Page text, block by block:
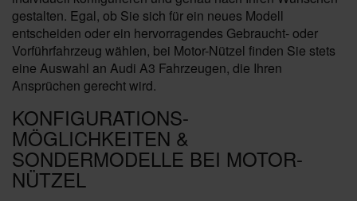
gestalten. Egal, ob Sie sich für ein neues Modell
entscheiden oder ein hervorragendes Gebraucht- oder
Vorführfahrzeug wählen, bei Motor-Nützel finden Sie stets
eine Auswahl an Audi A3 Fahrzeugen, die Ihren
Ansprüchen gerecht wird.
KONFIGURATIONS-
MÖGLICHKEITEN &
SONDERMODELLE BEI MOTOR-
NÜTZEL